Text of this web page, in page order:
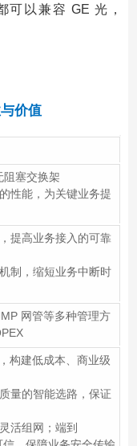
可以兼容 GE 光，
价值
阻塞交换架
性能，为关键业务提
提高业务接入的可靠
制，缩短业务中断时
网管等多种管理方
，构建低成本、商业级
量的智能选路，保证
活组网；端到